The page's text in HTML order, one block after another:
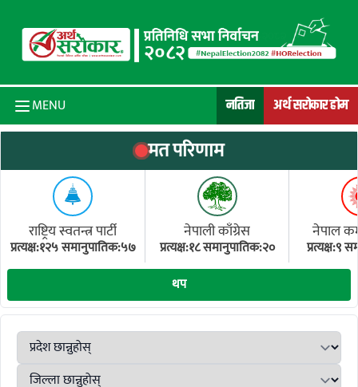
MENU नतिजा अर्थ सरोकार होम
मत परिणाम
राष्ट्रिय स्वतन्त्र पार्टी
प्रत्यक्ष:१२५ समानुपातिक:५७
नेपाली काँग्रेस
प्रत्यक्ष:१८ समानुपातिक:२०
नेपाल
प्रत्यक्ष:९
थप